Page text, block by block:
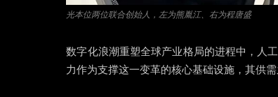
光本位两位联合创始人，左为熊胤江、右为程唐盛
数字化浪潮重塑全球产业格局的进程中，人
力作为支撑这一变革的核心基础设施，其供